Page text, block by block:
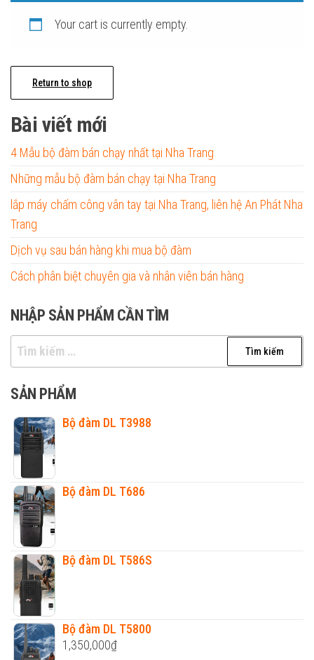
Your cart is currently empty.
Return to shop
Bài viết mới
4 Mẫu bộ đàm bán chạy nhất tại Nha Trang
Những mẫu bộ đàm bán chạy tại Nha Trang
lắp máy chấm công vân tay tại Nha Trang, liên hệ An Phát Nha
Trang
Dịch vụ sau bán hàng khi mua bộ đàm
Cách phân biệt chuyên gia và nhân viên bán hàng
NHẬP SẢN PHẨM CẦN TÌM
SẢN PHẨM
Bộ đàm DL T3988
Bộ đàm DL T686
Bộ đàm DL T586S
Bộ đàm DL T5800
1,350,000₫